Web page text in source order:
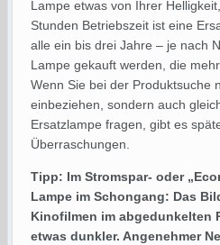
Lampe etwas von Ihrer
Stunden Betriebszeit ist eine
alle ein bis drei Jahre – je nach
Lampe gekauft werden, die
Wenn Sie bei der Produktsuche
einbeziehen, sondern auch
Ersatzlampe fragen, gibt es
Überraschungen.
Tipp: Im Stromspar- oder
Lampe im Schongang: Das
Kinofilmen im abgedunkelten
etwas dunkler. Angenehmer